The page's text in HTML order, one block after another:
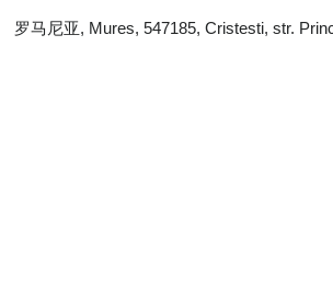
罗马尼亚, Mures, 547185, Cristesti, str.